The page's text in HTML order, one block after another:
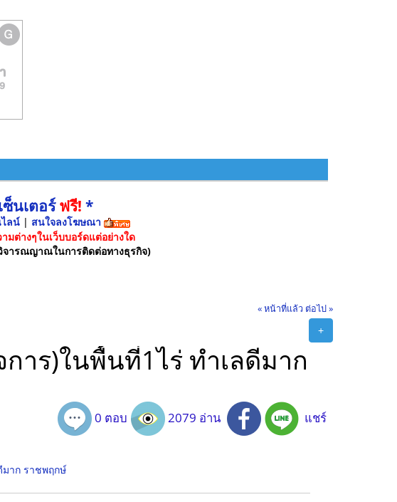
นเตอร์ฟรี! *
ลน์ | สนใจลงโฆษณา
ต่างๆในเว็บบอร์ดแต่อย่างใด
จารณญาณในการติดต่อทางธุรกิจ)
« หน้าที่แล้ว ต่อไป »
+
าร)ในพื้นที่1ไร่ ทำเลดีมาก
0 ตอบ 2079 อ่าน แชร์
มาก ราชพฤกษ์